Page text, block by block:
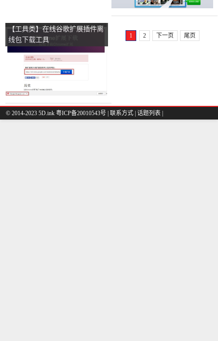
【工具类】在线谷歌扩展插件离
线包下载工具
1 2 下一页 尾页
© 2014-2023 5D.ink 粤ICP备20010543号 联系方式 话题列表